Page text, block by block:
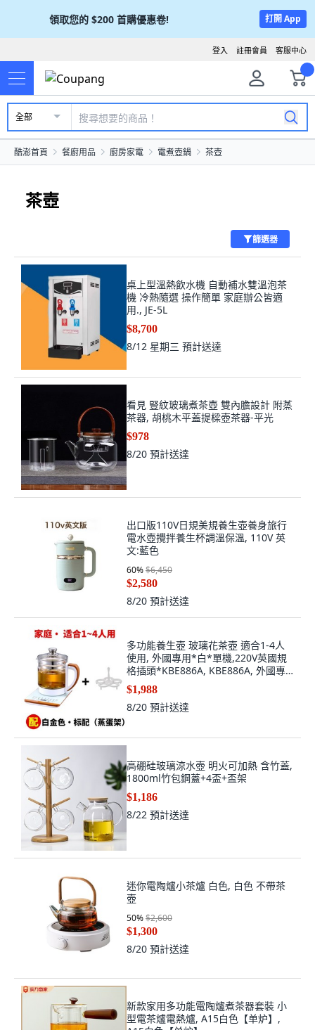
領取您的 $200 首購優惠卷! 打開 App
客服中心
註冊會員
登入
全部
酷澎首頁 餐廚用品 廚房家電 電煮壺鍋 茶壺
茶壺
篩選器
桌上型溫熱飲水機 自動補水雙溫泡茶
機 冷熱隨選 操作簡單 家庭辦公皆適
用., JE-5L
$8,700
8/12 星期三 預計送達
看見 豎紋玻璃煮茶壺 雙內膽設計 附蒸
茶器, 胡桃木平蓋提樑壺茶器-平光
$978
8/20 預計送達
出口版110V日規美規養生壺養身旅行
電水壺攪拌養生杯調溫保溫, 110V 英
文:藍色
60%$6,450
$2,580
8/20 預計送達
多功能養生壺 玻璃花茶壺 適合1-4人
使用, 外國專用*白*單機,220V英國規
格插頭*KBE886A, KBE886A, 外國專
用*白*單機, 220V英國規格插頭
$1,988
8/20 預計送達
高硼硅玻璃涼水壺 明火可加熱 含竹蓋,
1800ml竹包鋼蓋+4盃+盃架
$1,186
8/22 預計送達
迷你電陶爐小茶爐 白色, 白色 不帶茶
壺
50%$2,600
$1,300
8/20 預計送達
新款家用多功能電陶爐煮茶器套裝 小
型電茶爐電熱爐, A15白色【单炉】,